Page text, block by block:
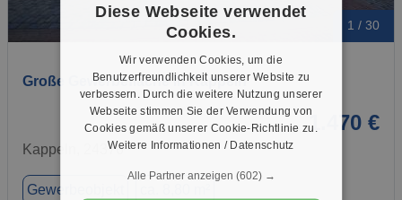
1 / 30
Große Gewerbefläche in Kappeln
1.470 €
Kappeln, 24376
Gewerbeobjekt
Diese Webseite verwendet
Cookies.
Wir verwenden Cookies, um die
Benutzerfreundlichkeit unserer Website zu
verbessern. Durch die weitere Nutzung unserer
Webseite stimmen Sie der Verwendung von
Cookies gemäß unserer Cookie-Richtlinie zu.
Weitere Informationen / Datenschutz
Alle Partner anzeigen (602) →